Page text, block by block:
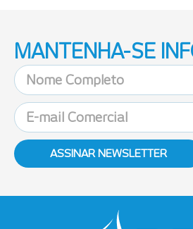
MANTENHA-SE
ASSINAR NEWSLETTER